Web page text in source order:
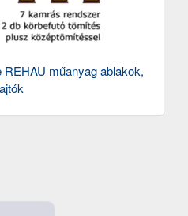
műanyag ablakok,
ajtók